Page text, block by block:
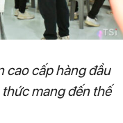
cao cấp hàng đầu
mang đến thế